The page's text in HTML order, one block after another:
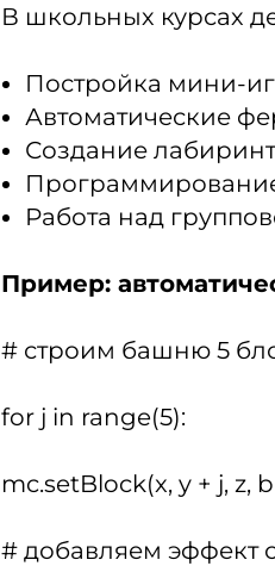
В школьных курсах
Постройка мини-
Автоматические
Создание
Работа над
Пример:
# строим башню 5
for j in range(5):
mc.setBlock(x, y + j, z,
# добавляем эффект